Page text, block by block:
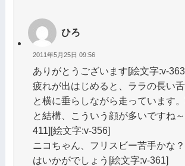
ひろ
2011年5月25日 09:56
ありがとうございます[絵文字:v-
疲れが出はじめると、ララの長い
と横に垂らしながら走っています
と結構、こういう顔が多いですね
411][絵文字:v-356]
ニコちゃん、フリスビー苦手かな
はいかがでしょう[絵文字:v-361]